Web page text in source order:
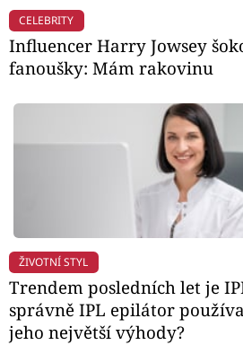
CELEBRITY
Influencer Harry Jowsey
fanoušky: Mám rakovinu
ŽIVOTNÍ STYL
Trendem posledních let je
správně IPL epilátor
jeho největší výhody?